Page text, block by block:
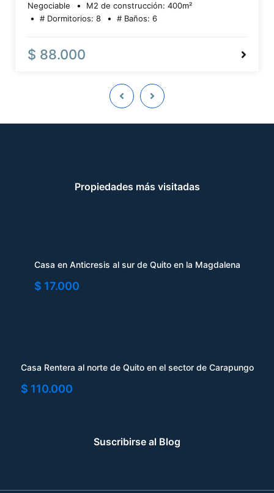
dormitorios y 2 de 2 dormitorios), cada uno con sala,
comedor, cocina y baño; además, el departamento
principal es tipo dúplex con terraza. La propiedad tiene
400 m² de terreno y construcción aproximada, genera
alrededor de $800 mensuales en arriendos y no dispone
Negociable M2 de construcción: 400m²
# Dormitorios: 8 # Baños: 6
$ 88.000
Propiedades más visitadas
Casa en Anticresis al sur de Quito en la Magdalena
$ 17.000
Casa Rentera al norte de Quito en el sector de Carapungo
$ 110.000
Suscribirse al Blog